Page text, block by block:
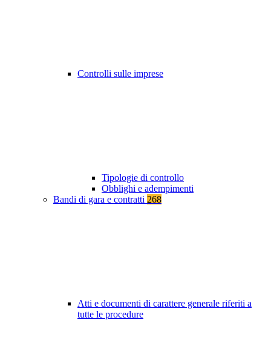
Controlli sulle imprese
Tipologie di controllo
Obblighi e adempimenti
Bandi di gara e contratti 268
Atti e documenti di carattere generale riferiti a
tutte le procedure